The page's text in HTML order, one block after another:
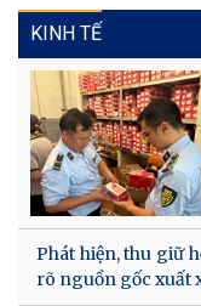
KINH TẾ
Phát hiện, thu giữ
rõ nguồn gốc xuất